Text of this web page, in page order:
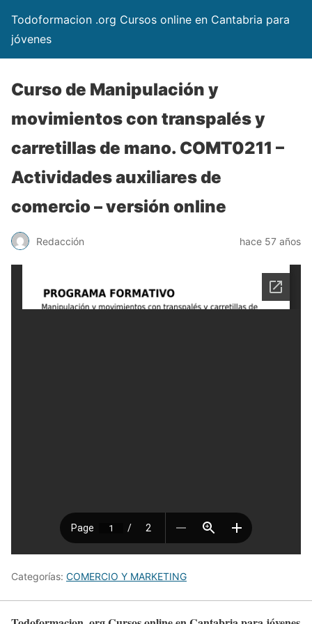
Todoformacion .org Cursos online en Cantabria para
jóvenes
Curso de Manipulación y
movimientos con transpalés y
carretillas de mano. COMT0211 –
Actividades auxiliares de
comercio – versión online
Redacción hace 57 años
Categorías: COMERCIO Y MARKETING